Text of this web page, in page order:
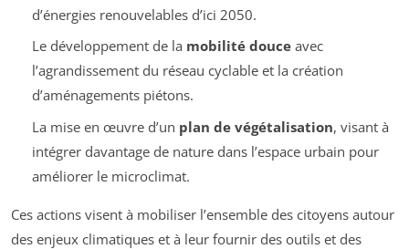
d’énergies renouvelables d’ici 2050.
Le développement de la mobilité douceavec
l’agrandissement du réseau cyclable et la création
d’aménagements piétons.
La mise en œuvre d’un plan de végétalisation, visant à
intégrer davantage de nature dans l’espace urbain pour
améliorer le microclimat.
Ces actions visent à mobiliser l’ensemble des citoyens autour
des enjeux climatiques et à leur fournir des outils et des